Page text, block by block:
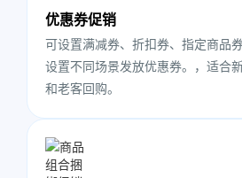
优惠券促销
可设置满减券、折扣券、指定商品
设置不同场景发放优惠券。，适合
和老客回购。